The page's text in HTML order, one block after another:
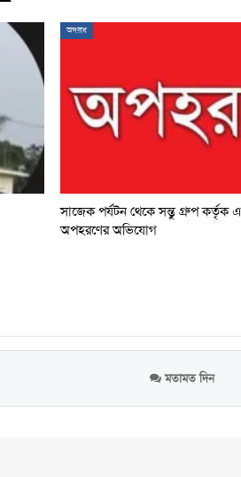
অপরাধ
সাজেক পর্যটন থেকে সন্তু গ্রুপ কর্তৃক
অপহরণের অভিযোগ
মতামত দিন